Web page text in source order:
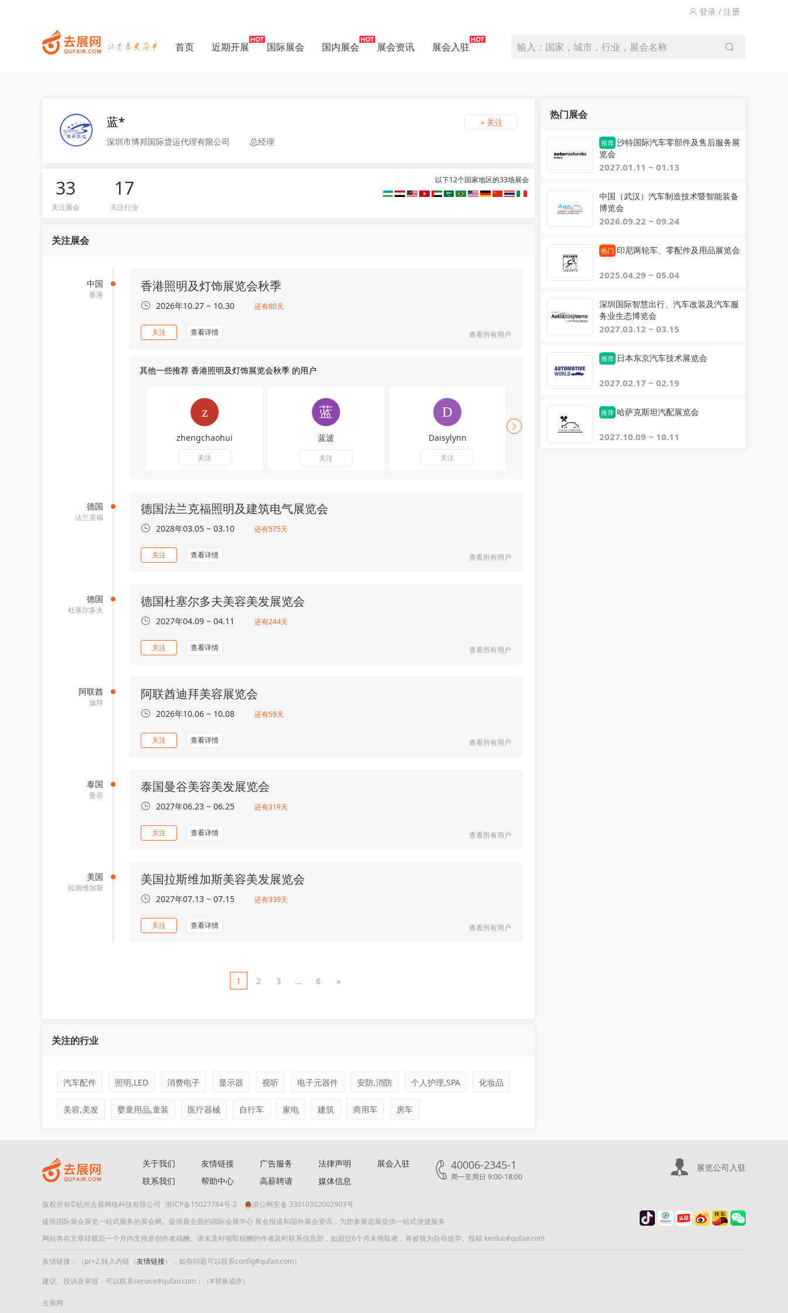
登录 / 注册
首页 近期开展 国际展会 国内展会 展会资讯 展会入驻 输入：国家，城市，行业，展会名称
蓝*
＋关注
深圳市博邦国际货运代理有限公司
总经理
33
关注展会
17
关注行业
以下12个国家地区的33场展会
关注展会
中国
香港
香港照明及灯饰展览会秋季
2026年10.27 ~ 10.30 还有80天
关注 查看详情 查看所有用户
其他一些推荐 香港照明及灯饰展览会秋季 的用户
zhengchaohui
关注
蓝波
关注
Daisylynn
关注
展运全球 Jimmy 运
德国
法兰克福
德国法兰克福照明及建筑电气展览会
2028年03.05 ~ 03.10 还有575天
关注 查看详情 查看所有用户
德国
杜塞尔多夫
德国杜塞尔多夫美容美发展览会
2027年04.09 ~ 04.11 还有244天
关注 查看详情 查看所有用户
阿联酋
迪拜
阿联酋迪拜美容展览会
2026年10.06 ~ 10.08 还有59天
关注 查看详情 查看所有用户
泰国
曼谷
泰国曼谷美容美发展览会
2027年06.23 ~ 06.25 还有319天
关注 查看详情 查看所有用户
美国
拉斯维加斯
美国拉斯维加斯美容美发展览会
2027年07.13 ~ 07.15 还有339天
关注 查看详情 查看所有用户
1 2 3 ... 6 »
关注的行业
汽车配件 照明,LED 消费电子 显示器 视听 电子元器件 安防,消防 个人护理,SPA 化妆品
美容,美发 婴童用品,童装 医疗器械 自行车 家电 建筑 商用车 房车
热门展会
推荐 沙特国际汽车零部件及售后服务展
览会
2027.01.11 ~ 01.13
中国（武汉）汽车制造技术暨智能装备
博览会
2026.09.22 ~ 09.24
热门 印尼两轮车、零配件及用品展览会
2025.04.29 ~ 05.04
深圳国际智慧出行、汽车改装及汽车服
务业生态博览会
2027.03.12 ~ 03.15
推荐 日本东京汽车技术展览会
2027.02.17 ~ 02.19
推荐 哈萨克斯坦汽配展览会
2027.10.09 ~ 10.11
关于我们
联系我们
友情链接
帮助中心
广告服务
高薪聘请
法律声明
媒体信息
展会入驻 40006-2345-1
周一至周日 9:00-18:00
展览公司入驻
版权所有©杭州去展网络科技有限公司 浙ICP备15027784号-2
浙公网安备 33010302002903号
提供国际展会展览一站式服务的展会网。提供最全面的国际会展中心 展会报道和国外展会资讯，为您参展选展提供一站式便捷服务
网站将在文章转载后一个月内支持原创作者稿酬。请未及时领取稿酬的作者及时联系信息部，如超过6个月未领取者，将被视为自动放弃。投稿 kenluo#qufair.com
友情链接：（pr>2,转入内链（友情链接），如有问题可以联系config#qufair.com）
建议、投诉及举报：可以联系service#qufair.com；（#替换成@）
去展网